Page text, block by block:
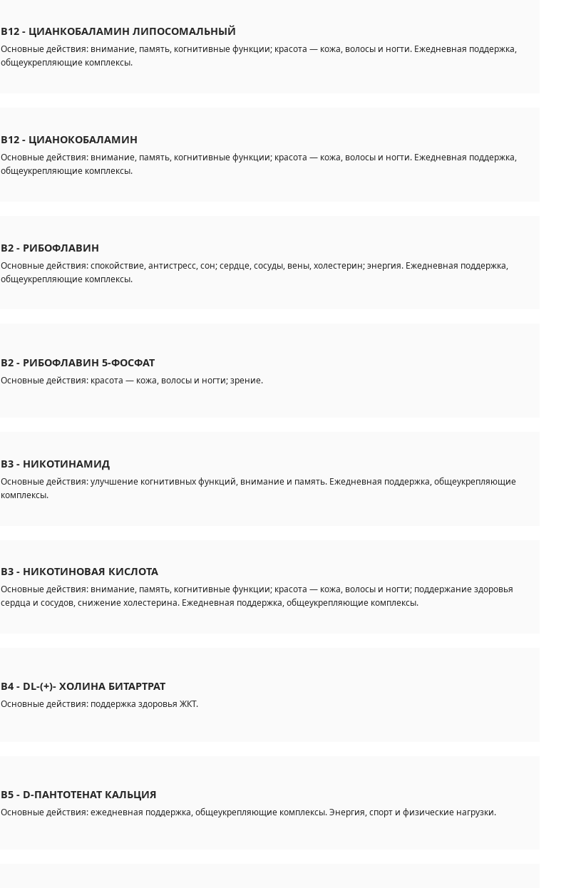
B12 - ЦИАНКОБАЛАМИН ЛИПОСОМАЛЬНЫЙ
Основные действия: внимание, память, когнитивные функции; красота — кожа, волосы и ногти. Ежедневная поддержка,
общеукрепляющие комплексы.
B12 - ЦИАНОКОБАЛАМИН
Основные действия: внимание, память, когнитивные функции; красота — кожа, волосы и ногти. Ежедневная поддержка,
общеукрепляющие комплексы.
B2 - РИБОФЛАВИН
Основные действия: спокойствие, антистресс, сон; сердце, сосуды, вены, холестерин; энергия. Ежедневная поддержка,
общеукрепляющие комплексы.
B2 - РИБОФЛАВИН 5-ФОСФАТ
Основные действия: красота — кожа, волосы и ногти; зрение.
B3 - НИКОТИНАМИД
Основные действия: улучшение когнитивных функций, внимание и память. Ежедневная поддержка, общеукрепляющие
комплексы.
B3 - НИКОТИНОВАЯ КИСЛОТА
Основные действия: внимание, память, когнитивные функции; красота — кожа, волосы и ногти; поддержание здоровья
сердца и сосудов, снижение холестерина. Ежедневная поддержка, общеукрепляющие комплексы.
B4 - DL-(+)- ХОЛИНА БИТАРТРАТ
Основные действия: поддержка здоровья ЖКТ.
B5 - D-ПАНТОТЕНАТ КАЛЬЦИЯ
Основные действия: ежедневная поддержка, общеукрепляющие комплексы. Энергия, спорт и физические нагрузки.